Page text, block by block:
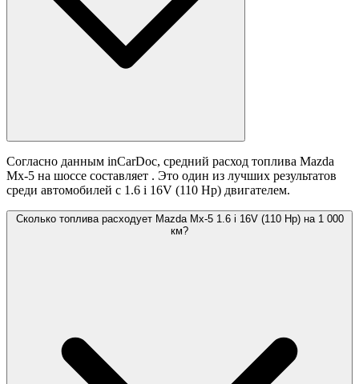
Согласно данным inCarDoc, средний расход топлива Mazda
Mx-5 на шоссе составляет . Это один из лучших результатов
среди автомобилей с 1.6 i 16V (110 Hp) двигателем.
Сколько топлива расходует Mazda Mx-5 1.6 i 16V (110 Hp) на 1 000
км?